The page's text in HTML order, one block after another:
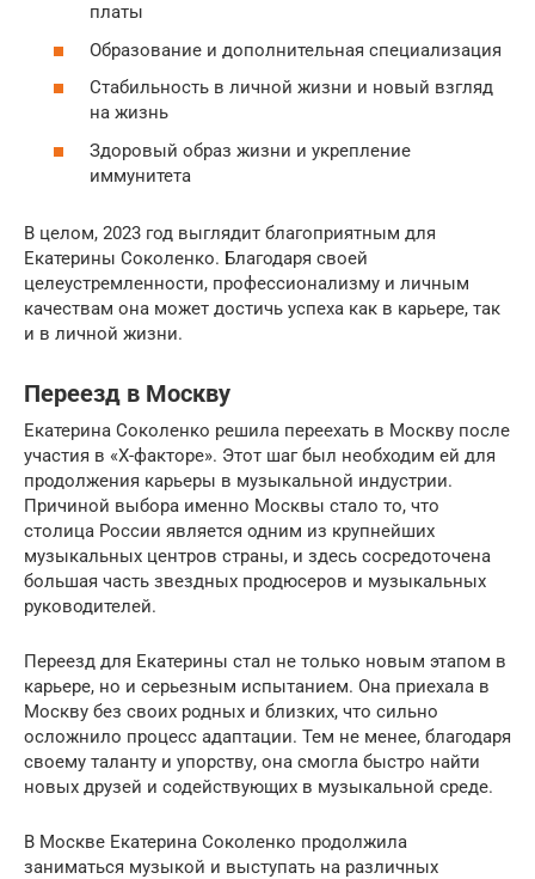
платы
Образование и дополнительная специализация
Стабильность в личной жизни и новый взгляд
на жизнь
Здоровый образ жизни и укрепление
иммунитета
В целом, 2023 год выглядит благоприятным для
Екатерины Соколенко. Благодаря своей
целеустремленности, профессионализму и личным
качествам она может достичь успеха как в карьере, так
и в личной жизни.
Переезд в Москву
Екатерина Соколенко решила переехать в Москву после
участия в «Х-факторе». Этот шаг был необходим ей для
продолжения карьеры в музыкальной индустрии.
Причиной выбора именно Москвы стало то, что
столица России является одним из крупнейших
музыкальных центров страны, и здесь сосредоточена
большая часть звездных продюсеров и музыкальных
руководителей.
Переезд для Екатерины стал не только новым этапом в
карьере, но и серьезным испытанием. Она приехала в
Москву без своих родных и близких, что сильно
осложнило процесс адаптации. Тем не менее, благодаря
своему таланту и упорству, она смогла быстро найти
новых друзей и содействующих в музыкальной среде.
В Москве Екатерина Соколенко продолжила
заниматься музыкой и выступать на различных